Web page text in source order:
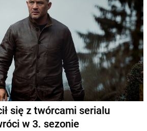
się z twórcami serialu
w 3. sezonie